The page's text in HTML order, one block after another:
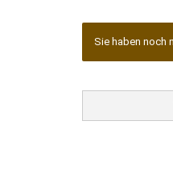
Sie haben noch